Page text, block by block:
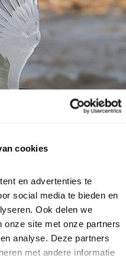
cookies
en advertenties te
social media te bieden en
Ook delen we
onze site met onze partners
analyse. Deze partners
met andere informatie